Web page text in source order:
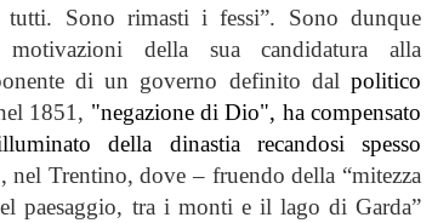
Sono rimasti i fessi”. Sono dunque
della sua candidatura alla
di un governo definito dal politico
1851, "negazione di Dio", ha compensato
della dinastia recandosi spesso
nel Trentino, dove – fruendo della “mitezza
paesaggio, tra i monti e il lago di Garda”